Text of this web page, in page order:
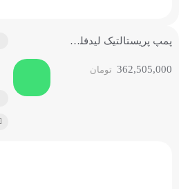
پمپ پریستالتیک لیدفلوید WT600S
تومان 362,505,000